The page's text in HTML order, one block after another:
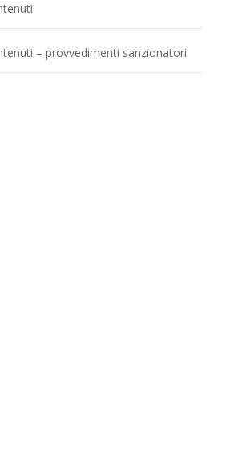
– provvedimenti sanzionatori